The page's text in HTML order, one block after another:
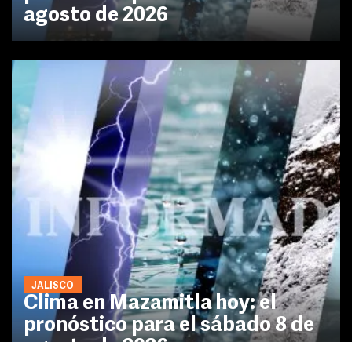
agosto de 2026
JALISCO
Clima en Mazamitla hoy: el
pronóstico para el sábado 8 de